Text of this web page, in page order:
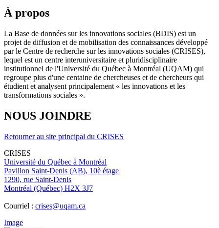
À propos
La Base de données sur les innovations sociales (BDIS) est un
projet de diffusion et de mobilisation des connaissances développé
par le Centre de recherche sur les innovations sociales (CRISES),
lequel est un centre interuniversitaire et pluridisciplinaire
institutionnel de l'Université du Québec à Montréal (UQAM) qui
regroupe plus d'une centaine de chercheuses et de chercheurs qui
étudient et analysent principalement « les innovations et les
transformations sociales ».
NOUS JOINDRE
Retourner au site principal du CRISES
CRISES
Université du Québec à Montréal
Pavillon Saint-Denis (AB), 10è étage
1290, rue Saint-Denis
Montréal (Québec) H2X 3J7
Courriel : crises@uqam.ca
Image